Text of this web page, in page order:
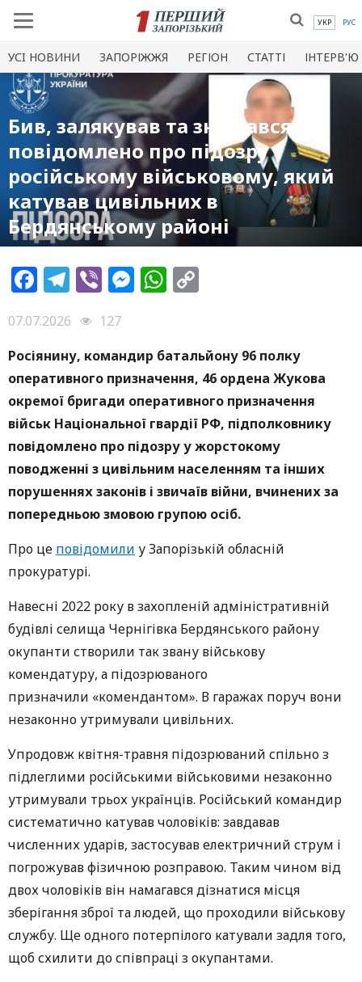
УКР РУС
УСI НОВИНИ ЗАПОРІЖЖЯ РЕГІОН СТАТТІ ІНТЕРВ'Ю
Бив, залякував та знущався:
повідомлено про підозру
російському військовому, який
катував цивільних в
Бердянському районі
Facebook
Telegram
ViberMessenger
WhatsApp
07.07.2026
127
Росіянину, командир батальйону 96 полку
оперативного призначення, 46 ордена Жукова
окремої бригади оперативного призначення
військ Національної гвардії РФ, підполковнику
повідомлено про підозру у жорстокому
поводженні з цивільним населенням та інших
порушеннях законів і звичаїв війни, вчинених за
попередньою змовою групою осіб.
Про це повідомили у Запорізькій обласній
прокуратурі.
Навесні 2022 року в захопленій адміністративній
будівлі селища Чернігівка Бердянського району
окупанти створили так звану військову
комендатуру, а підозрюваного
призначили «комендантом». В гаражах поруч вони
незаконно утримували цивільних.
Упродовж квітня-травня підозрюваний спільно з
підлеглими російськими військовими незаконно
утримували трьох українців. Російський командир
систематично катував чоловіків: завдавав
численних ударів, застосував електричний струм і
погрожував фізичною розправою. Таким чином від
двох чоловіків він намагався дізнатися місця
зберігання зброї та людей, що проходили військову
службу. Ще одного потерпілого катували задля того,
щоб схилити до співпраці з окупантами.